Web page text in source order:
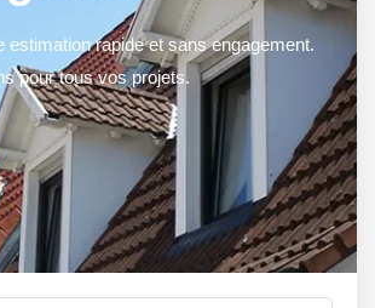
estimation rapide et sans engagement.
pour tous vos projets.